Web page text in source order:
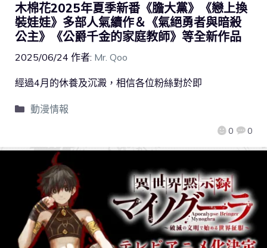
木棉花2025年夏季新番《膽大黨》《戀上換
裝娃娃》多部人氣續作＆《氣絕勇者與暗殺
公主》《公爵千金的家庭教師》等全新作品
2025/06/24 作者: Mr. Qoo
0 0
經過4月的休養及沉澱，相信各位粉絲對於即
動漫情報